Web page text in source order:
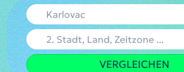
VERGLEICHEN